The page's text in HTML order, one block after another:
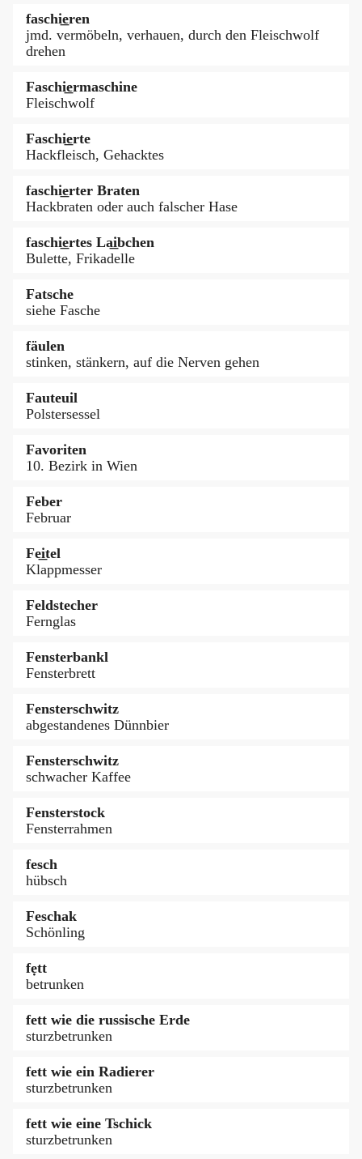
faschi͟eren
jmd. vermöbeln, verhauen, durch den Fleischwolf
drehen
Faschi͟ermaschine
Fleischwolf
Faschi͟erte
Hackfleisch, Gehacktes
faschi͟erter Braten
Hackbraten oder auch falscher Hase
faschi͟ertes La͟ibchen
Bulette, Frikadelle
Fatsche
siehe Fasche
fäulen
stinken, stänkern, auf die Nerven gehen
Fauteuil
Polstersessel
Favoriten
10. Bezirk in Wien
Feber
Februar
Fe͟itel
Klappmesser
Feldstecher
Fernglas
Fensterbankl
Fensterbrett
Fensterschwitz
abgestandenes Dünnbier
Fensterschwitz
schwacher Kaffee
Fensterstock
Fensterrahmen
fesch
hübsch
Feschak
Schönling
fẹtt
betrunken
fett wie die russische Erde
sturzbetrunken
fett wie ein Radierer
sturzbetrunken
fett wie eine Tschick
sturzbetrunken